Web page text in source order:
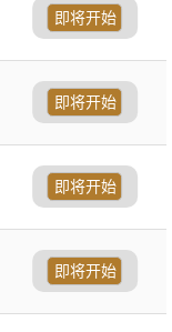
即将开始
即将开始
即将开始
即将开始